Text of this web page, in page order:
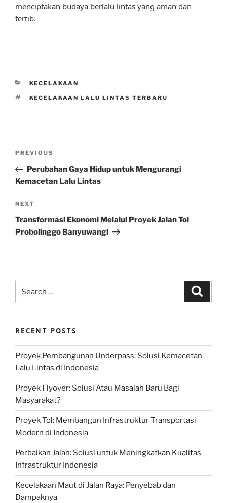
menciptakan budaya berlalu lintas yang aman dan
tertib.
CATEGORIES
KECELAKAAN
TAGS
KECELAKAAN LALU LINTAS TERBARU
Previous
Post
PREVIOUS
Perubahan Gaya Hidup untuk Mengurangi
Kemacetan Lalu Lintas
Next
Post
NEXT
Transformasi Ekonomi Melalui Proyek Jalan Tol
Probolinggo Banyuwangi
for:
RECENT POSTS
Proyek Pembangunan Underpass: Solusi Kemacetan
Lalu Lintas di Indonesia
Proyek Flyover: Solusi Atau Masalah Baru Bagi
Masyarakat?
Proyek Tol: Membangun Infrastruktur Transportasi
Modern di Indonesia
Perbaikan Jalan: Solusi untuk Meningkatkan Kualitas
Infrastruktur Indonesia
Kecelakaan Maut di Jalan Raya: Penyebab dan
Dampaknya